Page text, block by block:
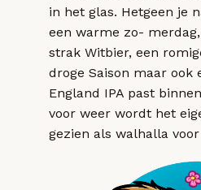
in het glas. Hetgeen je
een warme zo-
strak Witbier, een
droge Saison maar ook
England IPA past
voor weer wordt het
gezien als walhalla